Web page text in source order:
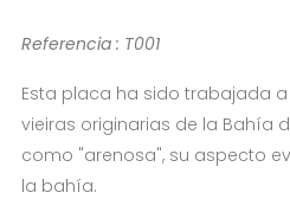
Referencia : T001
Esta placa ha sido trabajada
vieiras originarias de la Bahía
como "arenosa", su aspecto
la bahía.